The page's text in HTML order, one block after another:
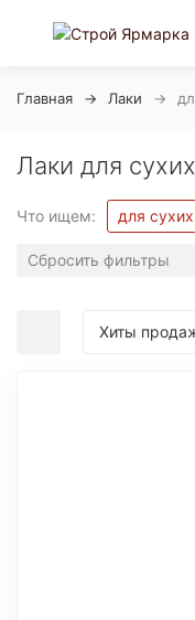
Главная Лаки
Лаки для
Что ищем: для
Сбросить фильтры
Хиты